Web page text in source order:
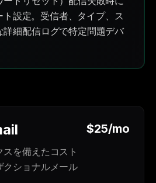
設定。受信者、タイプ、ス
詳細配信ログで特定問題デバ
を備えたコスト
クショナルメール
$25/mo